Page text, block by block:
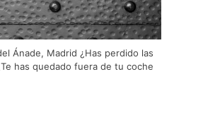
Ánade, Madrid ¿Has perdido las
has quedado fuera de tu coche